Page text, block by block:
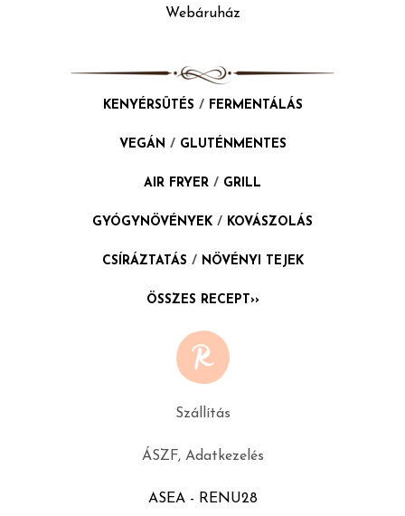
Webáruház
KENYÉRSÜTÉS / FERMENTÁLÁS
VEGÁN / GLUTÉNMENTES
AIR FRYER / GRILL
GYÓGYNÖVÉNYEK / KOVÁSZOLÁS
CSÍRÁZTATÁS / NÖVÉNYI TEJEK
ÖSSZES RECEPT››
Szállítás
ÁSZF, Adatkezelés
ASEA - RENU28